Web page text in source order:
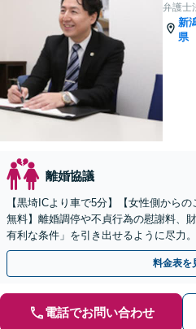
弁護士
新
県
離婚協議
【黒埼ICより車で5分】【女性側から
無料】離婚調停や不貞行為の慰謝料、
有利な条件」を引き出せるように尽力
弱い立場の方の経済的な自立をサポート
料金表を
電話でお問い合わせ